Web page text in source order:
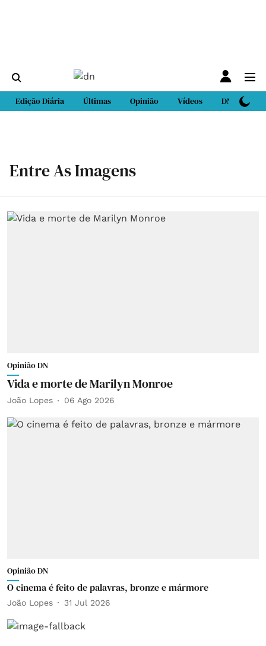
Edição Diária Últimas Opinião Vídeos DN Sport
Entre As Imagens
Opinião DN
Vida e morte de Marilyn Monroe
João Lopes 06 Ago 2026
Opinião DN
O cinema é feito de palavras, bronze e mármore
João Lopes 31 Jul 2026